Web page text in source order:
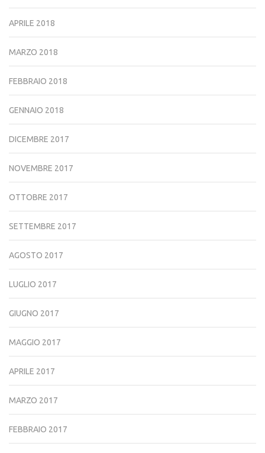
APRILE 2018
MARZO 2018
FEBBRAIO 2018
GENNAIO 2018
DICEMBRE 2017
NOVEMBRE 2017
OTTOBRE 2017
SETTEMBRE 2017
AGOSTO 2017
LUGLIO 2017
GIUGNO 2017
MAGGIO 2017
APRILE 2017
MARZO 2017
FEBBRAIO 2017